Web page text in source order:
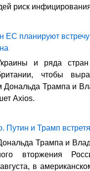
риск инфицирования
ЕС планируют
и ряда
чтобы
Дональда Трампа и
Axios.
Путин и Трамп
Трампа и
вторжения
в